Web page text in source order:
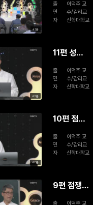
47분
번 간 여
인: 여메레
출
연
자
이덕주 교
수/감리교
신학대학교
43분
11편 성
번 간 여
인: 여메레
출
연
자
이덕주 교
수/감리교
신학대학교
48분
10편 점쟁
인 전도
사: 백사겸
출
연
자
이덕주 교
수/감리교
신학대학교
9편 점쟁
출
이덕주 교